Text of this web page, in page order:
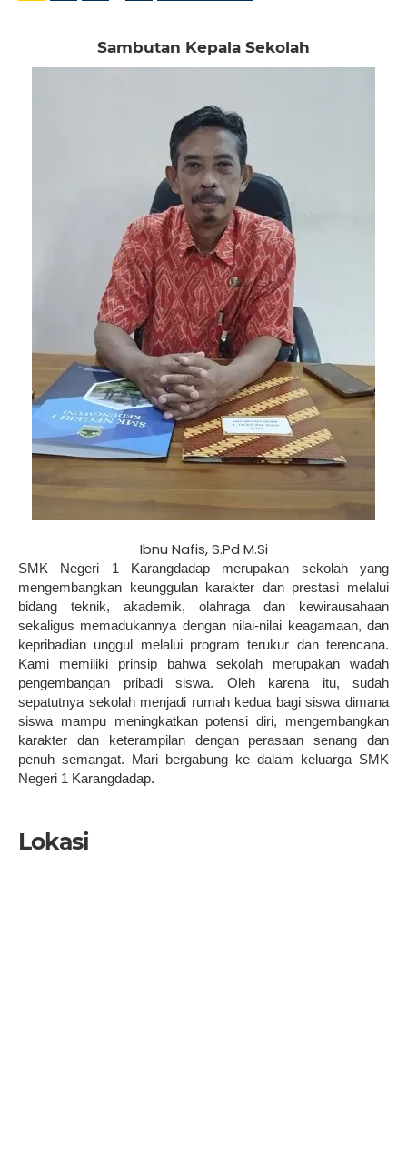
Sambutan Kepala Sekolah
Ibnu Nafis, S.Pd M.Si
SMK Negeri 1 Karangdadap merupakan sekolah yang
mengembangkan keunggulan karakter dan prestasi melalui
bidang teknik, akademik, olahraga dan kewirausahaan
sekaligus memadukannya dengan nilai-nilai keagamaan, dan
kepribadian unggul melalui program terukur dan terencana.
Kami memiliki prinsip bahwa sekolah merupakan wadah
pengembangan pribadi siswa. Oleh karena itu, sudah
sepatutnya sekolah menjadi rumah kedua bagi siswa dimana
siswa mampu meningkatkan potensi diri, mengembangkan
karakter dan keterampilan dengan perasaan senang dan
penuh semangat. Mari bergabung ke dalam keluarga SMK
Negeri 1 Karangdadap.
Lokasi